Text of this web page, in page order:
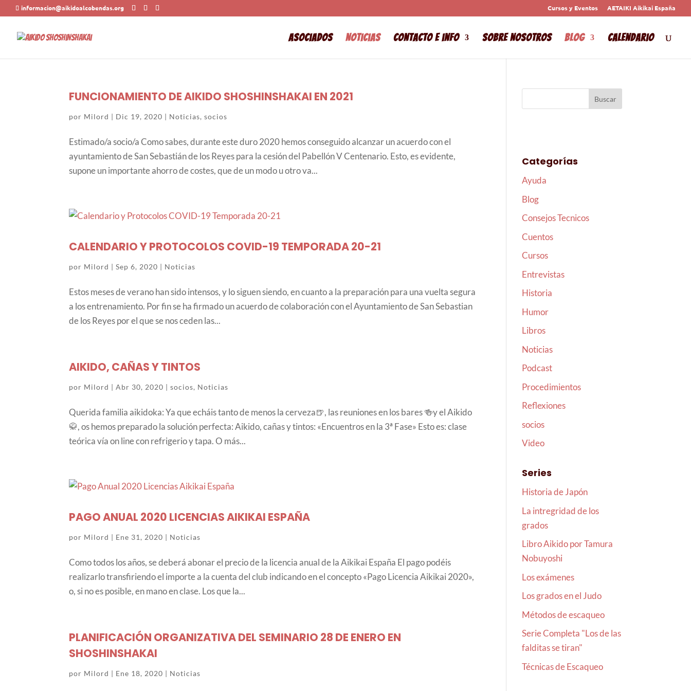
informacion@aikidoalcobendas.org Cursos y Eventos AETAIKI Aikikai España
Asociados Noticias Contacto e info Sobre Nosotros Blog Calendario
FUNCIONAMIENTO DE AIKIDO SHOSHINSHAKAI EN 2021
por Milord | Dic 19, 2020 | Noticias,socios
Estimado/a socio/a Como sabes, durante este duro 2020 hemos conseguido alcanzar un acuerdo con el
ayuntamiento de San Sebastián de los Reyes para la cesión del Pabellón V Centenario. Esto, es evidente,
supone un importante ahorro de costes, que de un modo u otro va...
CALENDARIO Y PROTOCOLOS COVID-19 TEMPORADA 20-21
por Milord |Sep 6, 2020 | Noticias
Estos meses de verano han sido intensos, y lo siguen siendo, en cuanto a la preparación para una vuelta segura
a los entrenamiento. Por fin se ha firmado un acuerdo de colaboración con el Ayuntamiento de San Sebastian
de los Reyes por el que se nos ceden las...
AIKIDO, CAÑAS Y TINTOS
por Milord |Abr 30, 2020 |socios, Noticias
Querida familia aikidoka: Ya que echáis tanto de menos la cerveza🍺, las reuniones en los bares 🍻y el Aikido
🥋, os hemos preparado la solución perfecta: Aikido, cañas y tintos: «Encuentros en la 3ª Fase» Esto es: clase
teórica vía on line con refrigerio y tapa. O más...
PAGO ANUAL 2020 LICENCIAS AIKIKAI ESPAÑA
por Milord | Ene 31, 2020 | Noticias
Como todos los años, se deberá abonar el precio de la licencia anual de la Aikikai España El pago podéis
realizarlo transfiriendo el importe a la cuenta del club indicando en el concepto «Pago Licencia Aikikai 2020»,
o, si no es posible, en mano en clase. Los que la...
PLANIFICACIÓN ORGANIZATIVA DEL SEMINARIO 28 DE ENERO EN
SHOSHINSHAKAI
por Milord | Ene 18, 2020 | Noticias
Categorías
Ayuda
Blog
Consejos Tecnicos
Cuentos
Cursos
Entrevistas
Historia
Humor
Libros
Noticias
Podcast
Procedimientos
Reflexiones
socios
Video
Series
Historia de Japón
La intregridad de los
grados
Libro Aikido por Tamura
Nobuyoshi
Los exámenes
Los grados en el Judo
Métodos de escaqueo
Serie Completa "Los de las
falditas se tiran"
Técnicas de Escaqueo